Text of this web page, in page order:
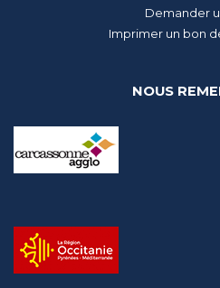
Demander
Imprimer un bon
NOUS